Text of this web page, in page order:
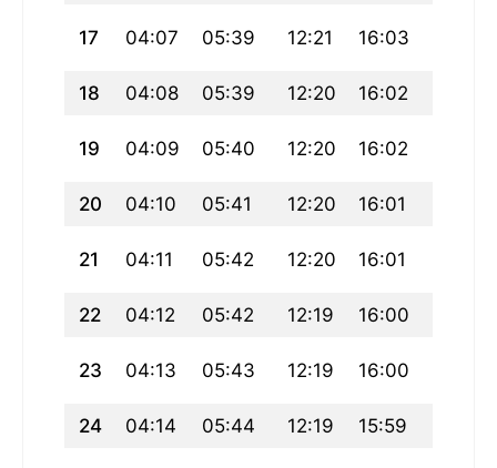
17 04:07 05:39 12:21 16:03
18 04:08 05:39 12:20 16:02
19 04:09 05:40 12:20 16:02
20 04:10 05:41 12:20 16:01
21 04:11 05:42 12:20 16:01
22 04:12 05:42 12:19 16:00
23 04:13 05:43 12:19 16:00
24 04:14 05:44 12:19 15:59